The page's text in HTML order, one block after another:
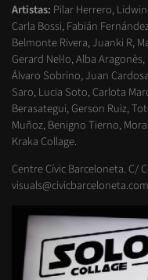
Artistas: Pilar Herrero,
Carla Bossi, Fabián
Belmonte Rivera, Juanki R,
Gerard Nel·lo, Alba Aragonès,
Álvaro Sobrino, Juan
Saro, Lucia Soto, Carlota
Berasategui, Gerson Ruiz,
Muñoz, Benigno Tierno,
Kraka Collage.
Centre Cívic Barceloneta. C/
visuals@civicbarceloneta.com